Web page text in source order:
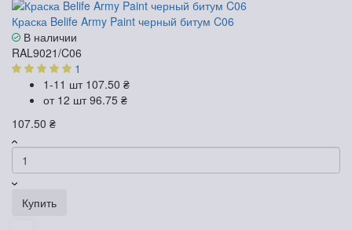
Краска Belife Army Paint черный битум C06
В наличии
RAL9021/C06
1
1-11 шт 107.50 ₴
от 12 шт96.75 ₴
107.50 ₴
Купить